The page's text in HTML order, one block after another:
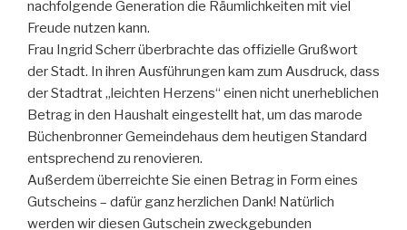
nachfolgende Generation die Räumlichkeiten mit viel
Freude nutzen kann.
Frau Ingrid Scherr überbrachte das offizielle Grußwort
der Stadt. In ihren Ausführungen kam zum Ausdruck, dass
der Stadtrat „leichten Herzens“ einen nicht unerheblichen
Betrag in den Haushalt eingestellt hat, um das marode
Büchenbronner Gemeindehaus dem heutigen Standard
entsprechend zu renovieren.
Außerdem überreichte Sie einen Betrag in Form eines
Gutscheins – dafür ganz herzlichen Dank! Natürlich
werden wir diesen Gutschein zweckgebunden